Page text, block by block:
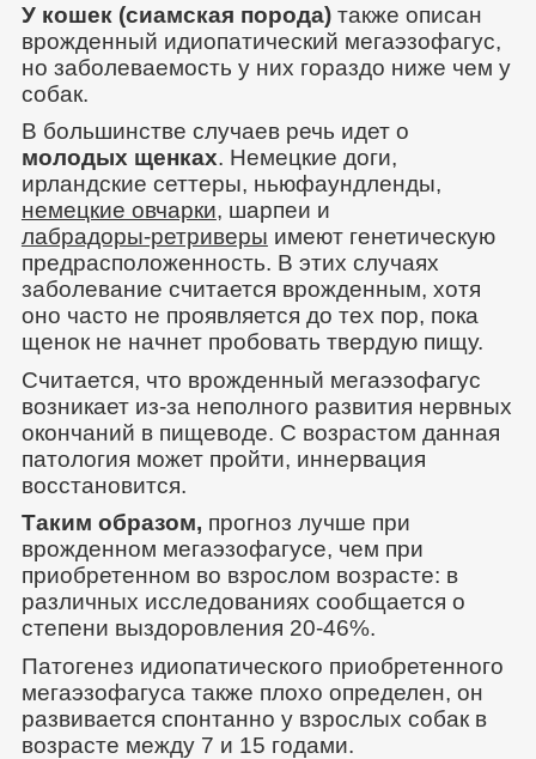
У кошек (сиамская порода)также описан
врожденный идиопатический мегаэзофагус,
но заболеваемость у них гораздо ниже чем у
собак.
В большинстве случаев речь идет о
молодых щенках. Немецкие доги,
ирландские сеттеры, ньюфаундленды,
немецкие овчарки, шарпеи и
лабрадоры-ретриверы имеют генетическую
предрасположенность. В этих случаях
заболевание считается врожденным, хотя
оно часто не проявляется до тех пор, пока
щенок не начнет пробовать твердую пищу.
Считается, что врожденный мегаэзофагус
возникает из-за неполного развития нервных
окончаний в пищеводе. С возрастом данная
патология может пройти, иннервация
восстановится.
Таким образом, прогноз лучше при
врожденном мегаэзофагусе, чем при
приобретенном во взрослом возрасте: в
различных исследованиях сообщается о
степени выздоровления 20-46%.
Патогенез идиопатического приобретенного
мегаэзофагуса также плохо определен, он
развивается спонтанно у взрослых собак в
возрасте между 7 и 15 годами.